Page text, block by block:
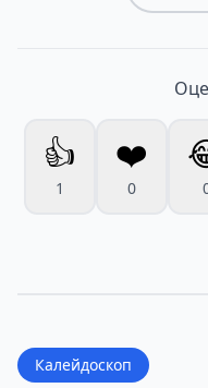
👍
1
❤️
0
Калейдоскоп